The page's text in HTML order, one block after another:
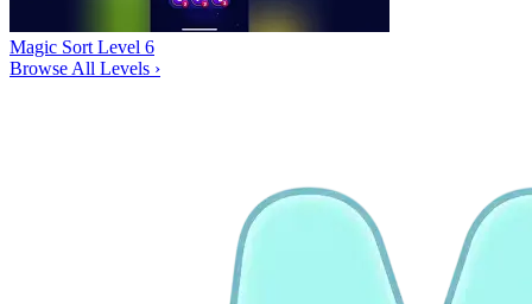
Magic Sort Level 6
Browse All Levels ›